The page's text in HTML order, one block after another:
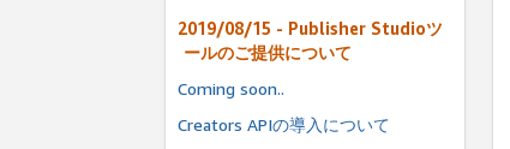
2019/08/15 - Publisher Studioツ
ールのご提供について
Coming soon..
Creators APIの導入について